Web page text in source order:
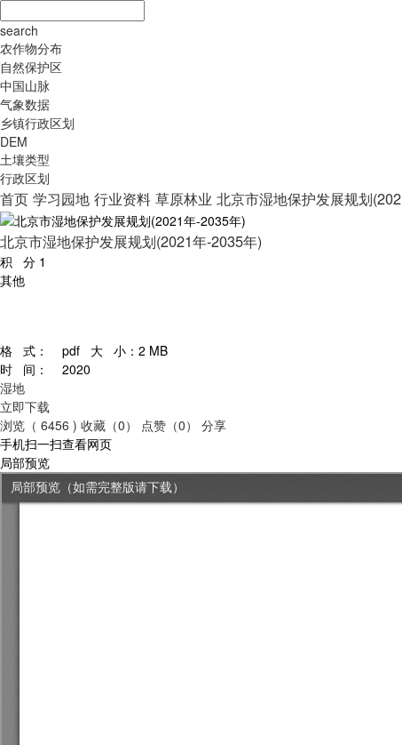
search
农作物分布
自然保护区
中国山脉
气象数据
乡镇行政区划
DEM
土壤类型
行政区划
首页 学习园地 行业资料 草原林业 北京市湿地保护发展规划
北京市湿地保护发展规划(2021年-2035年)
积 分 1
其他
格 式： pdf 大 小： 2 MB
时 间：
2020
湿地
立即下载
浏览（ 6456 ) 收藏（0） 点赞（0）
分享
手机扫一扫查看网页
局部预览